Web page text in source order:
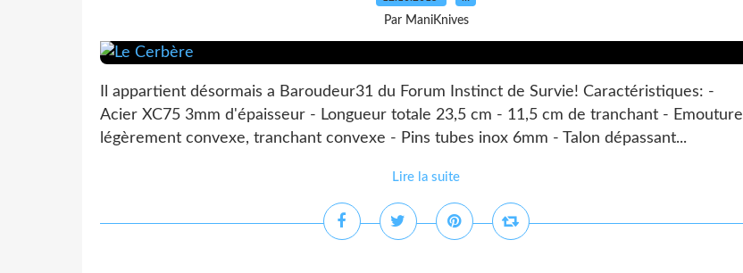
Par ManiKnives
Il appartient désormais a Baroudeur31 du Forum Instinct de Survie! Caractéristiques: -
Acier XC75 3mm d'épaisseur - Longueur totale 23,5 cm - 11,5 cm de tranchant - Emouture
légèrement convexe, tranchant convexe - Pins tubes inox 6mm - Talon dépassant...
Lire la suite